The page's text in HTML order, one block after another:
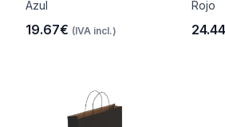
Azul
19.67€ (IVA incl.)
Rojo